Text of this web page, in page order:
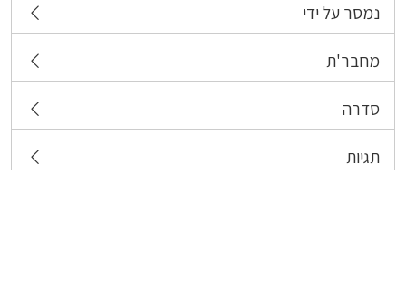
נמסר על ידי
מחבר'ת
סדרה
תגיות